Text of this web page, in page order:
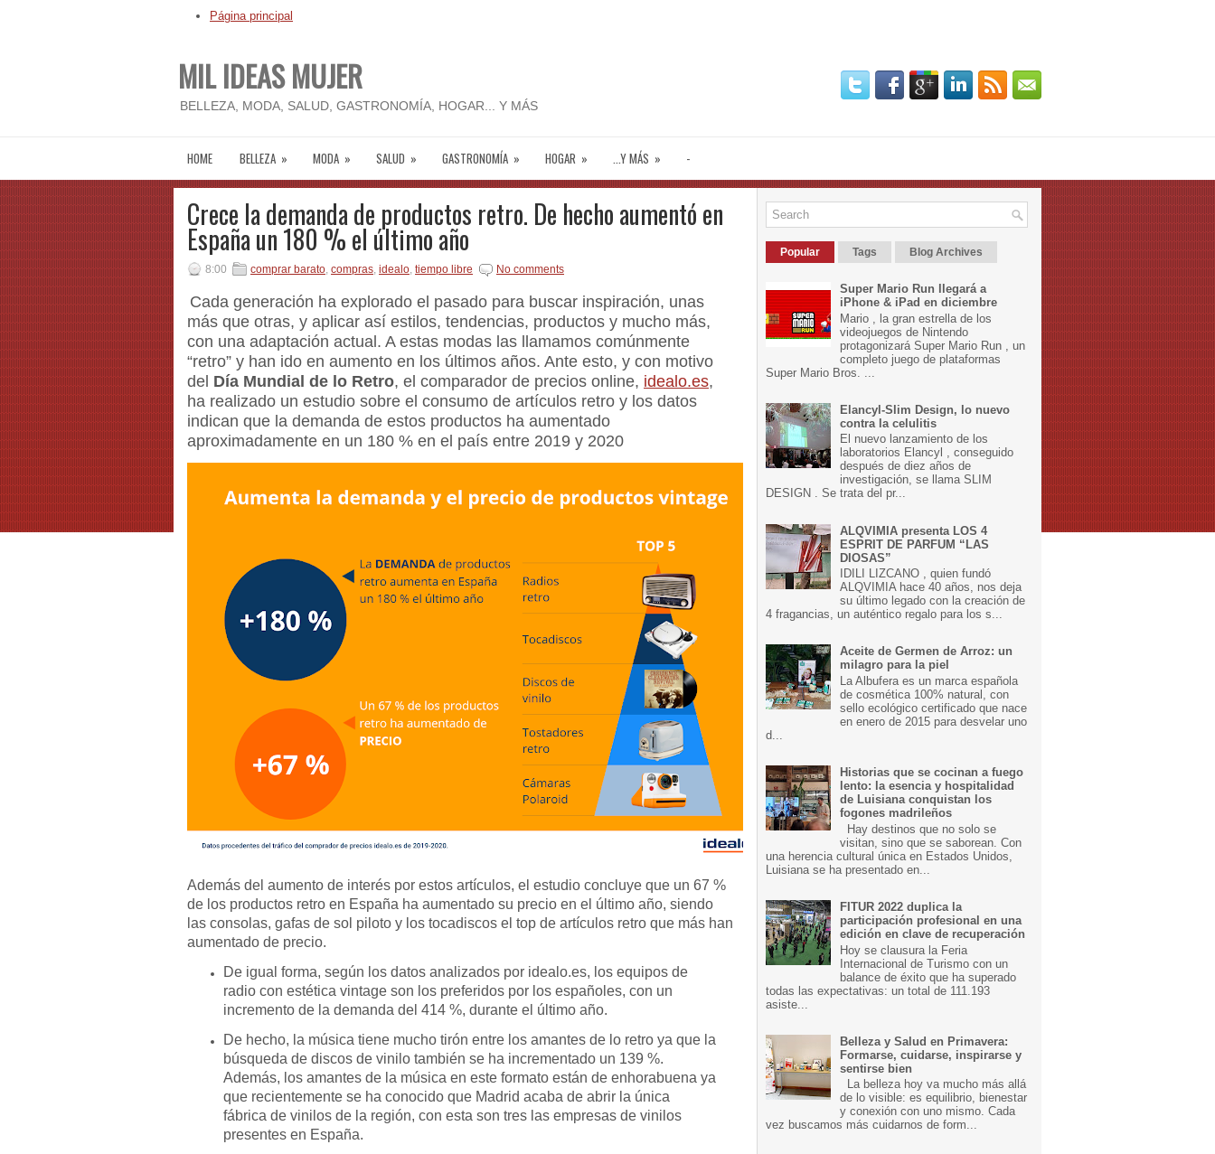
Página principal
MIL IDEAS MUJER
BELLEZA, MODA, SALUD, GASTRONOMÍA, HOGAR... Y MÁS
HOME BELLEZA » MODA » SALUD » GASTRONOMÍA » HOGAR » ...Y MÁS » -
Crece la demanda de productos retro. De hecho aumentó en
España un 180 % el último año
8:00 comprar barato, compras, idealo, tiempo libre No comments
Cada generación ha explorado el pasado para buscar inspiración, unas
más que otras, y aplicar así estilos, tendencias, productos y mucho más,
con una adaptación actual. A estas modas las llamamos comúnmente
“retro” y han ido en aumento en los últimos años. Ante esto, y con motivo
del Día Mundial de lo Retro, el comparador de precios online, idealo.es,
ha realizado un estudio sobre el consumo de artículos retro y los datos
indican que la demanda de estos productos ha aumentado
aproximadamente en un 180 % en el país entre 2019 y 2020
Además del aumento de interés por estos artículos, el estudio concluye que un 67 %
de los productos retro en España ha aumentado su precio en el último año, siendo
las consolas, gafas de sol piloto y los tocadiscos el top de artículos retro que más han
aumentado de precio.
De igual forma, según los datos analizados por idealo.es, los equipos de
radio con estética vintage son los preferidos por los españoles, con un
incremento de la demanda del 414 %, durante el último año.
De hecho, la música tiene mucho tirón entre los amantes de lo retro ya que la
búsqueda de discos de vinilo también se ha incrementado un 139 %.
Además, los amantes de la música en este formato están de enhorabuena ya
que recientemente se ha conocido que Madrid acaba de abrir la única
fábrica de vinilos de la región, con esta son tres las empresas de vinilos
presentes en España.
Popular Tags Blog Archives
Super Mario Run llegará a
iPhone & iPad en diciembre
Mario , la gran estrella de los
videojuegos de Nintendo
protagonizará Super Mario Run , un
completo juego de plataformas
Super Mario Bros. ...
Elancyl-Slim Design, lo nuevo
contra la celulitis
El nuevo lanzamiento de los
laboratorios Elancyl , conseguido
después de diez años de
investigación, se llama SLIM
DESIGN . Se trata del pr...
ALQVIMIA presenta LOS 4
ESPRIT DE PARFUM “LAS
DIOSAS”
IDILI LIZCANO , quien fundó
ALQVIMIA hace 40 años, nos deja
su último legado con la creación de
4 fragancias, un auténtico regalo para los s...
Aceite de Germen de Arroz: un
milagro para la piel
La Albufera es un marca española
de cosmética 100% natural, con
sello ecológico certificado que nace
en enero de 2015 para desvelar uno
d...
Historias que se cocinan a fuego
lento: la esencia y hospitalidad
de Luisiana conquistan los
fogones madrileños
Hay destinos que no solo se
visitan, sino que se saborean. Con
una herencia cultural única en Estados Unidos,
Luisiana se ha presentado en...
FITUR 2022 duplica la
participación profesional en una
edición en clave de recuperación
Hoy se clausura la Feria
Internacional de Turismo con un
balance de éxito que ha superado
todas las expectativas: un total de 111.193
asiste...
Belleza y Salud en Primavera:
Formarse, cuidarse, inspirarse y
sentirse bien
La belleza hoy va mucho más allá
de lo visible: es equilibrio, bienestar
y conexión con uno mismo. Cada
vez buscamos más cuidarnos de form...